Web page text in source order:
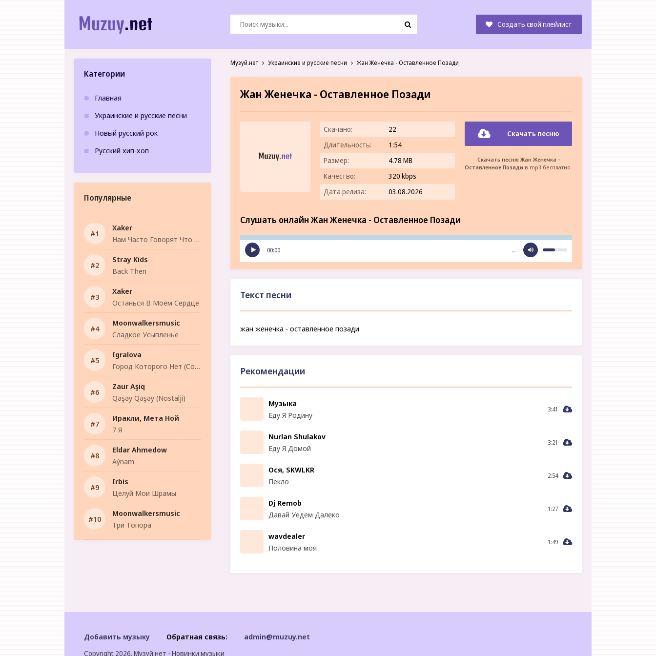
Создать свой плейлист
Категории
Главная
Украинские и русские песни
Новый русский рок
Русский хип-хоп
Популярные
Xaker
Нам Часто Говорят Что Надо Быть Сильнее.
Stray Kids
Back Then
Xaker
Останься В Моём Сердце
Moonwalkersmusic
Сладкое Усыпленье
Igralova
Город Которого Нет (Cover)
Zaur Aşiq
Qəşəy Qəşəy (Nostalji)
Иракли, Мета Ной
7 Я
Eldar Ahmedow
Aýnam
Irbis
Целуй Мои Шрамы
Moonwalkersmusic
Три Топора
Музуй.нет Украинские и русские песни Жан Женечка - Оставленное Позади
Жан Женечка - Оставленное Позади
Скачано:
22
Длительность:
1:54
Размер:
4.78 MB
Качество:
320 kbps
Дата релиза:
03.08.2026
Скачать песню
Скачать песню Жан Женечка -
Оставленное Позади в mp3 бесплатно.
Слушать онлайн Жан Женечка - Оставленное Позади
00:00 …
Текст песни
жан женечка - оставленное позади
Рекомендации
Музыка
Еду Я Родину
3:41
Nurlan Shulakov
Еду Я Домой
3:21
Ося, SKWLKR
Пекло
2:54
Dj Remob
Давай Уедем Далеко
1:27
wavdealer
Половина моя
1:49
Добавить музыку Обратная связь: admin@muzuy.net
Copyright 2026. Музуй.нет - Новинки музыки